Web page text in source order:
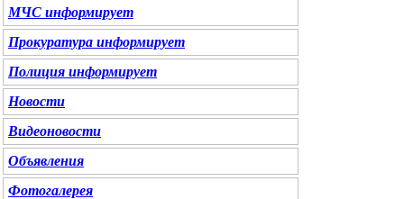
МЧС информирует
Прокуратура информирует
Полиция информирует
Новости
Видеоновости
Объявления
Фотогалерея